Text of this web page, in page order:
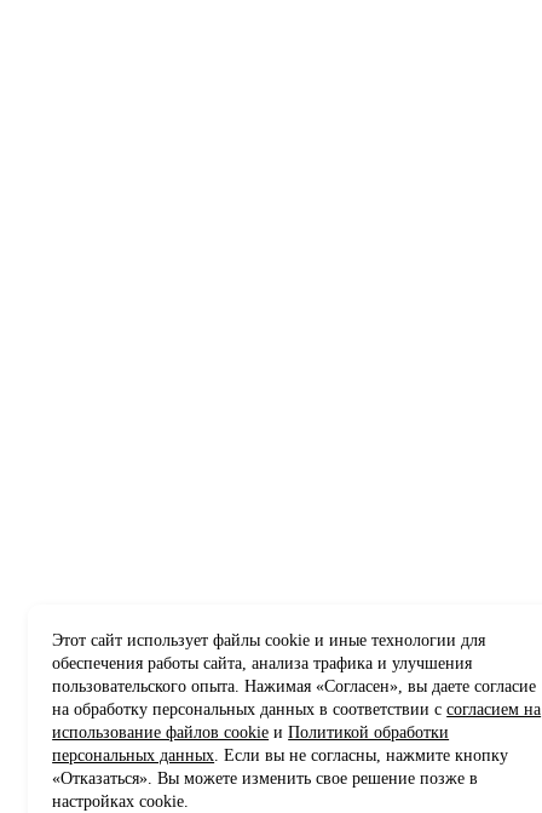
Этот сайт использует файлы cookie и иные технологии для
обеспечения работы сайта, анализа трафика и улучшения
пользовательского опыта. Нажимая «Согласен», вы даете согласие
на обработку персональных данных в соответствии ссогласием на
использование файлов cookie иПолитикой обработки
персональных данных. Если вы не согласны, нажмите кнопку
«Отказаться». Вы можете изменить свое решение позже в
настройках cookie.